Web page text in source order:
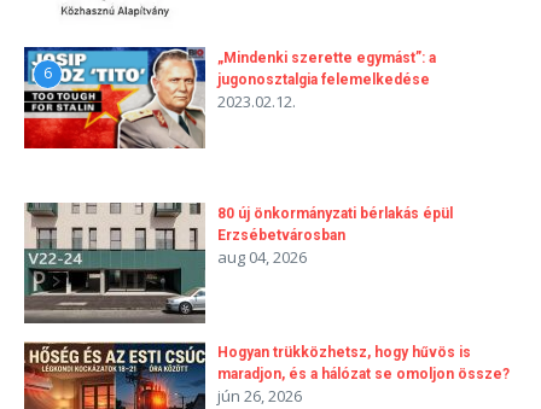
6
„Mindenki szerette egymást”: a
jugonosztalgia felemelkedése
2023.02.12.
80 új önkormányzati bérlakás épül
Erzsébetvárosban
aug 04, 2026
Hogyan trükközhetsz, hogy hűvös is
maradjon, és a hálózat se omoljon össze?
jún 26, 2026